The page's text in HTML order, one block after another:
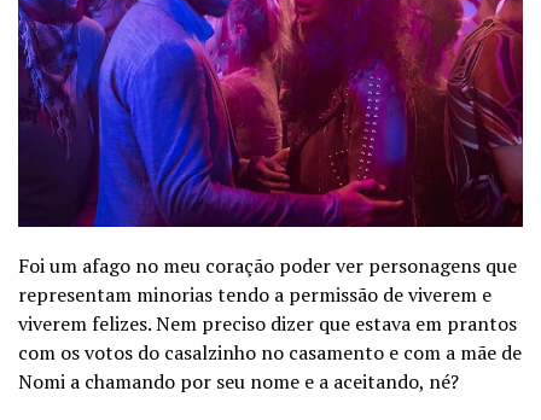
Foi um afago no meu coração poder ver personagens que
representam minorias tendo a permissão de viverem e
viverem felizes. Nem preciso dizer que estava em prantos
com os votos do casalzinho no casamento e com a mãe de
Nomi a chamando por seu nome e a aceitando, né?